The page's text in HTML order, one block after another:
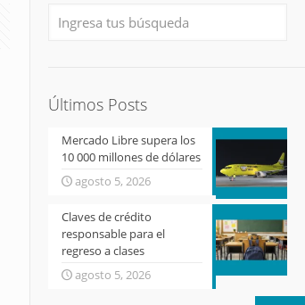
Últimos Posts
Mercado Libre supera los
10 000 millones de dólares
agosto 5, 2026
Claves de crédito
responsable para el
regreso a clases
agosto 5, 2026